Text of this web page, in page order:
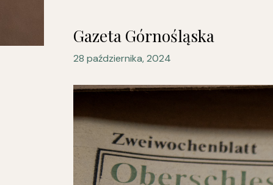
Gazeta Górnośląska
28 października, 2024